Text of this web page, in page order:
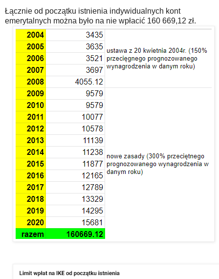
Łącznie od początku istnienia indywidualnych kont
emerytalnych można było na nie wpłacić 160 669,12 zł.